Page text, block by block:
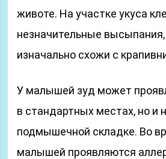
животе. На участке укуса
незначительные
изначально схожи с
У малышей зуд может
в стандартных местах, но и
подмышечной складке. Во
малышей проявляются